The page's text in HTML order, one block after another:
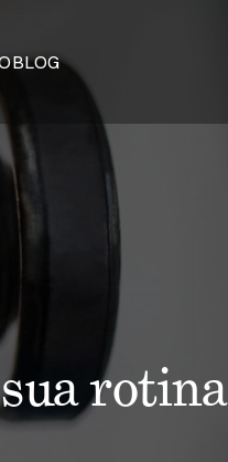
BLOG
rotina